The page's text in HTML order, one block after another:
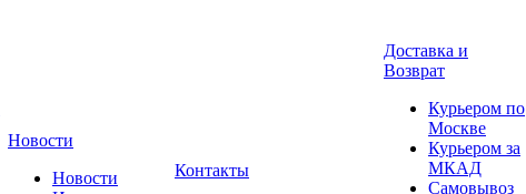
Новости
Новости
Контакты
Доставка и
Возврат
Курьером по
Москве
Курьером за
МКАД
Самовывоз